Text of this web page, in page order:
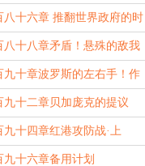
八十六章 推翻世界政府的时
八十八章矛盾！悬殊的敌我
九十章波罗斯的左右手！作
九十二章贝加庞克的提议
九十四章红港攻防战·上
九十六章备用计划